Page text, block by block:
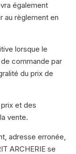
également
au règlement en
lorsque le
commande par
du prix de
et des
vente.
adresse erronée,
ARCHERIE se